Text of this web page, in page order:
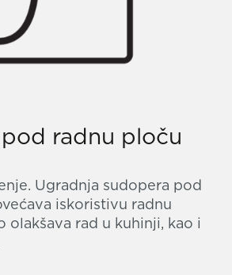
radnu ploču
Ugradnja sudopera pod
iskoristivu radnu
olakšava rad u kuhinji, kao i